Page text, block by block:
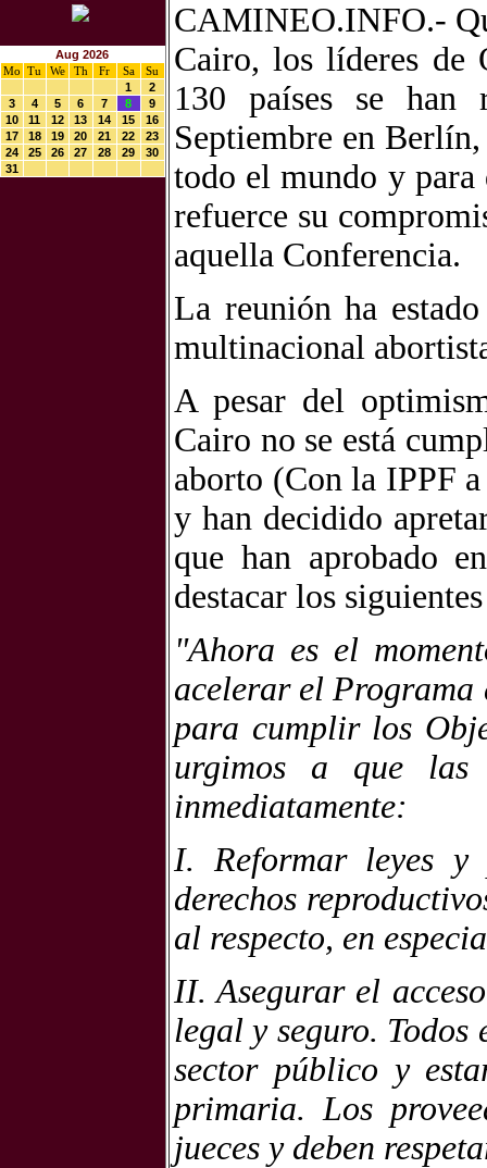
Aug 2026
Mo
Tu We Th Fr Sa
Su
1
2
3
4 5 6 7 8
9
10
11 12 13 14 15
16
17
18 19 20 21 22
23
24
25 26 27 28 29
30
31
CAMINEO.INFO.-
Cairo, los líderes de
130 países se han
Septiembre en
todo el mundo y para
refuerce su
aquella Conferencia.
La reunión ha
multinacional
A pesar del
Cairo no se está
aborto (Con la IPPF
y han decidido
que han aprobado
destacar los
"Ahora es el
acelerar el Programa
para cumplir los
urgimos a que las
inmediatamente:
I. Reformar leyes y
derechos
al respecto, en
II. Asegurar el
legal y seguro. Todos
sector público y
primaria. Los
jueces y deben